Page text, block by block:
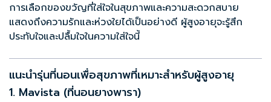
การเลือกของขวัญที่ใส่ใจในสุขภาพและความสะดวกสบาย
แสดงถึงความรักและห่วงใยได้เป็นอย่างดี ผู้สูงอายุจะรู้สึก
ประทับใจและปลื้มใจในความใส่ใจนี้
แนะนำรุ่นที่นอนเพื่อสุขภาพที่เหมาะสำหรับผู้สูงอายุ
1. Mavista (ที่นอนยางพารา)